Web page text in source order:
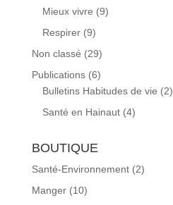
Mieux vivre (9)
Respirer(9)
Non classé (29)
Publications(6)
Bulletins Habitudes de vie (2)
Santé en Hainaut(4)
BOUTIQUE
Santé-Environnement (2)
Manger (10)